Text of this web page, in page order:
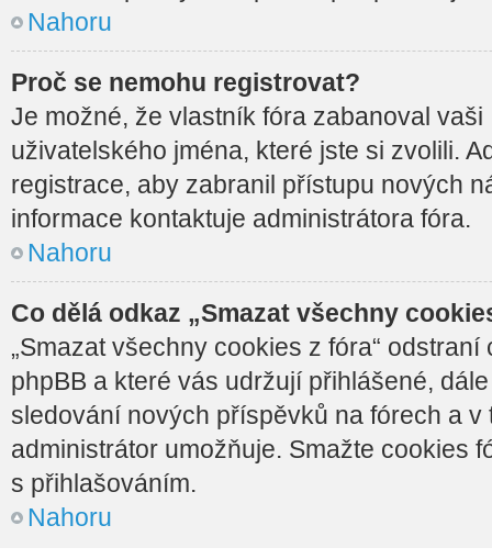
Nahoru
Proč se nemohu registrovat?
Je možné, že vlastník fóra zabanoval
uživatelského jména, které jste si zvolili.
registrace, aby zabranil přístupu nových
informace kontaktuje administrátora fóra.
Nahoru
Co dělá odkaz „Smazat všechny
„Smazat všechny cookies z fóra“
phpBB a které vás udržují přihlášené,
sledování nových příspěvků na fórech a v
administrátor umožňuje. Smažte cookies
s přihlašováním.
Nahoru